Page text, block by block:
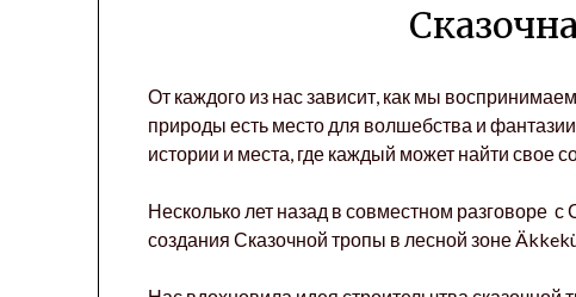
От каждого из нас зависит, как мы
природы есть место для волшебства и
истории и места, где каждый может найти свое
Несколько лет назад в совместном разговоре
создания Сказочной тропы в лесной зоне